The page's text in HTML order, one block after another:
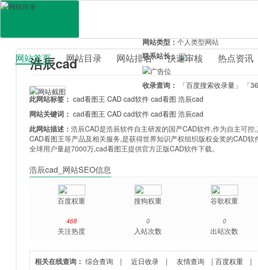
百科目录
网站首页 网站目录 网站排名 快速审核 热点资讯
浩辰cad
网站类型：个人类型网站
联系站长：
收录查询： 「百度搜索收录量」 「
此网站标签： cad看图王 CAD cad软件 cad看图 浩辰cad
网站关键词： cad看图王 CAD cad软件 cad看图 浩辰cad
此网站描述：浩辰CAD是浩辰软件自主研发的国产CAD软件,作为自主可
CAD看图王等产品及相关服务,是获得世界知识产权组织版权金奖的CAD
全球用户量超7000万,cad看图王提供官方正版CAD软件下载。
浩辰cad_网站SEO信息
百度权重 搜狗权重 谷歌权重
468
关注热度
0
入站次数
0
出站次数
相关在线查询： 综合查询 |近日收录 |友情查询 |百度权重